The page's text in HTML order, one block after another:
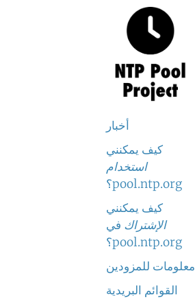
أخبار
كيف يمكنني
استخدام
pool.ntp.org؟
كيف يمكنني
الإشتراك في
pool.ntp.org؟
معلومات للمزودين
القوائم البريدية